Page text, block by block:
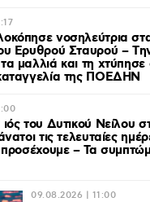
νοσηλεύτρια
Ερυθρού Σταυρού –
μαλλιά και τη χτύπησε
της ΠΟΕΔΗΝ
του Δυτικού Νείλου
τις τελευταίες
προσέχουμε – Τα
09.08.2026 | 11:00